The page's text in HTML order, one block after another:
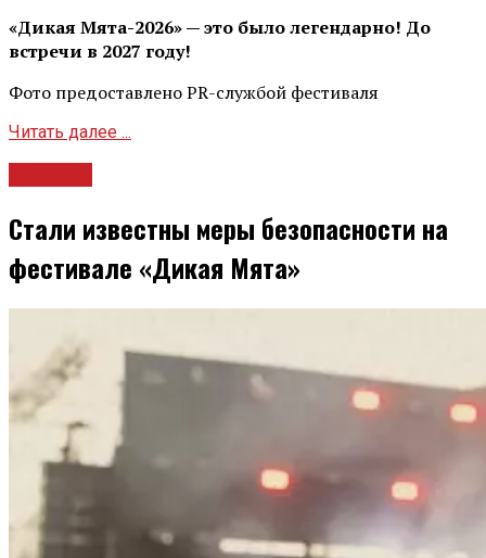
«Дикая Мята-2026» — это было легендарно! До
встречи в 2027 году!
Фото предоставлено PR-службой фестиваля
Читать далее ...
Стали известны меры безопасности на
фестивале «Дикая Мята»